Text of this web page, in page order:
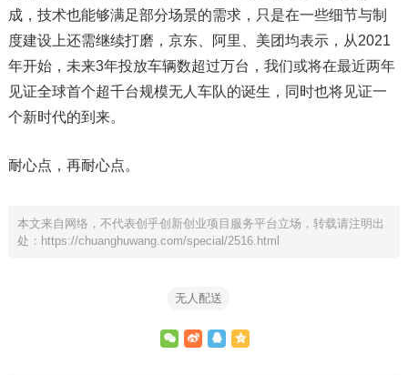
成，技术也能够满足部分场景的需求，只是在一些细节与制
度建设上还需继续打磨，京东、阿里、美团均表示，从2021
年开始，未来3年投放车辆数超过万台，我们或将在最近两年
见证全球首个超千台规模无人车队的诞生，同时也将见证一
个新时代的到来。
耐心点，再耐心点。
本文来自网络，不代表创乎创新创业项目服务平台立场，转载请注明出
处： https://chuanghuwang.com/special/2516.html
无人配送